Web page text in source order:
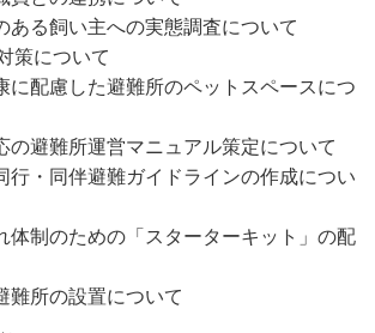
る飼い主への実態調査について
策について
配慮した避難所のペットスペースにつ
避難所運営マニュアル策定について
・同伴避難ガイドラインの作成につい
制のための「スターターキット」の配
所の設置について